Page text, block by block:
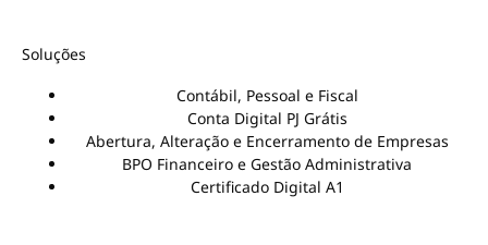
Soluções
Contábil, Pessoal e Fiscal
Conta Digital PJ Grátis
Abertura, Alteração e Encerramento de Empresas
BPO Financeiro e Gestão Administrativa
Certificado Digital A1